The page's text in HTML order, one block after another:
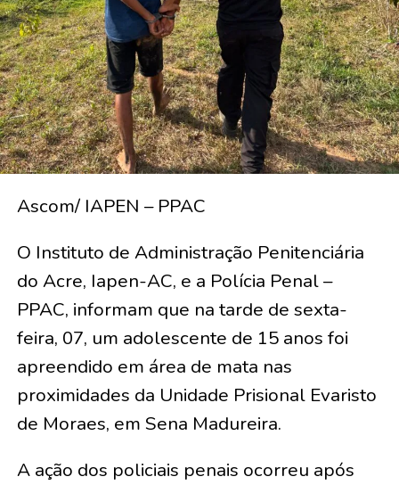
Ascom/ IAPEN – PPAC
O Instituto de Administração Penitenciária
do Acre, Iapen-AC, e a Polícia Penal –
PPAC, informam que na tarde de sexta-
feira, 07, um adolescente de 15 anos foi
apreendido em área de mata nas
proximidades da Unidade Prisional Evaristo
de Moraes, em Sena Madureira.
A ação dos policiais penais ocorreu após